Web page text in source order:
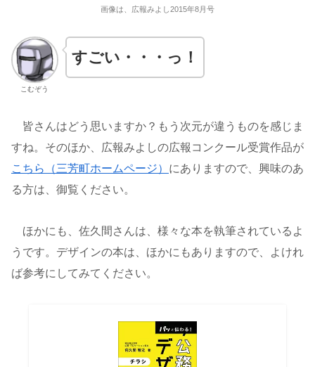
画像は、広報みよし2015年8月号
こむぞう
すごい・・・っ！
皆さんはどう思いますか？もう次元が違うものを感じま
すね。そのほか、広報みよしの広報コンクール受賞作品が
こちら（三芳町ホームページ） にありますので、興味のあ
る方は、御覧ください。
ほかにも、佐久間さんは、様々な本を執筆されているよ
うです。デザインの本は、ほかにもありますので、よけれ
ば参考にしてみてください。